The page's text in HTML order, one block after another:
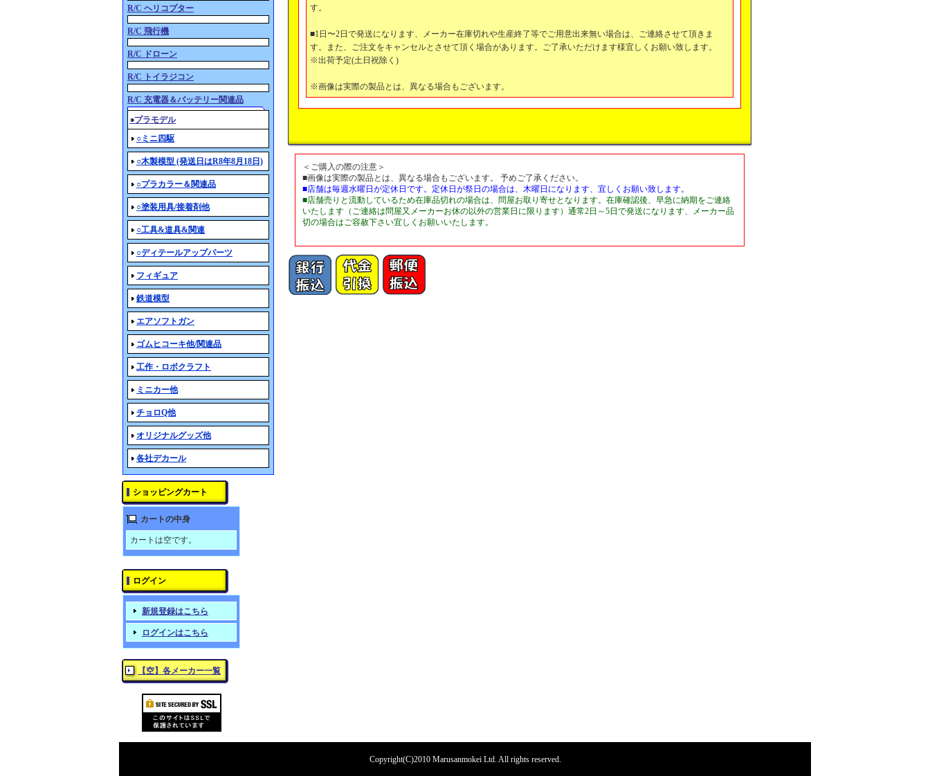
R/C ヘリコプター
R/C 飛行機
R/C ドローン
R/C トイラジコン
R/C 充電器＆バッテリー関連品
○プラモデル
○ミニ四駆
○木製模型 (発送日はR8年8月18日)
○プラカラー＆関連品
○塗装用具/接着剤他
○工具&道具&関連
○ディテールアップパーツ
フィギュア
鉄道模型
エアソフトガン
ゴムヒコーキ他/関連品
工作・ロボクラフト
ミニカー他
チョロQ他
オリジナルグッズ他
各社デカール
ショッピングカート
カートの中身
カートは空です。
ログイン
新規登録はこちら
ログインはこちら
【空】各メーカー一覧
す。
■1日〜2日で発送になります、メーカー在庫切れや生産終了等でご用意出来無い場合は、ご連絡させて頂きま
す。また、ご注文をキャンセルとさせて頂く場合があります。ご了承いただけます様宜しくお願い致します。
※出荷予定(土日祝除く)
※画像は実際の製品とは、異なる場合もございます。
＜ご購入の際の注意＞
■画像は実際の製品とは、異なる場合もございます。 予めご了承ください。
■店舗は毎週水曜日が定休日です。定休日が祭日の場合は、木曜日になります、宜しくお願い致します。
■店舗売りと流動しているため在庫品切れの場合は、問屋お取り寄せとなります。在庫確認後、早急に納期をご連絡
いたします（ご連絡は問屋又メーカーお休の以外の営業日に限ります）通常2日～5日で発送になります、メーカー品
切の場合はご容赦下さい宜しくお願いいたします。
Copyright(C)2010 Marusanmokei Ltd. All rights reserved.